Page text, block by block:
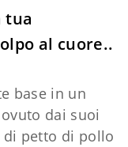
tua
al cuore..
base in un
dai suoi
petto di pollo